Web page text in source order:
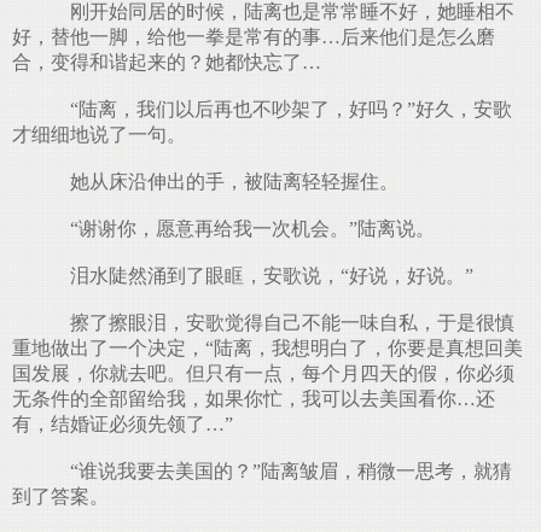
刚开始同居的时候，陆离也是常常睡不好，她睡相不
好，替他一脚，给他一拳是常有的事…后来他们是怎么磨
合，变得和谐起来的？她都快忘了…
“陆离，我们以后再也不吵架了，好吗？”好久，安歌
才细细地说了一句。
她从床沿伸出的手，被陆离轻轻握住。
“谢谢你，愿意再给我一次机会。”陆离说。
泪水陡然涌到了眼眶，安歌说，“好说，好说。”
擦了擦眼泪，安歌觉得自己不能一味自私，于是很慎
重地做出了一个决定，“陆离，我想明白了，你要是真想回美
国发展，你就去吧。但只有一点，每个月四天的假，你必须
无条件的全部留给我，如果你忙，我可以去美国看你…还
有，结婚证必须先领了…”
“谁说我要去美国的？”陆离皱眉，稍微一思考，就猜
到了答案。